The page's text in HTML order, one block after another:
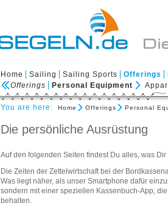
Home Sailing Sailing Sports Offerings
Offerings
Personal Equipment
You are here: Home Offerings Personal
Die persönliche Ausrüstung
Auf den folgenden Seiten findest Du alles, was
Die Zeiten der Zettelwirtschaft bei der
Was liegt näher, als unser Smartphone dafür
sondern mit einer speziellen Kassenbuch-App,
behalten.